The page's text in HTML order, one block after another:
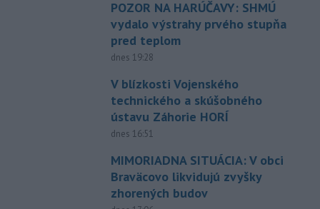
POZOR NA HARÚČAVY: SHMÚ
vydalo výstrahy prvého stupňa
pred teplom
dnes 19:28
V blízkosti Vojenského
technického a skúšobného
ústavu Záhorie HORÍ
dnes 16:51
MIMORIADNA SITUÁCIA: V obci
Braväcovo likvidujú zvyšky
zhorených budov